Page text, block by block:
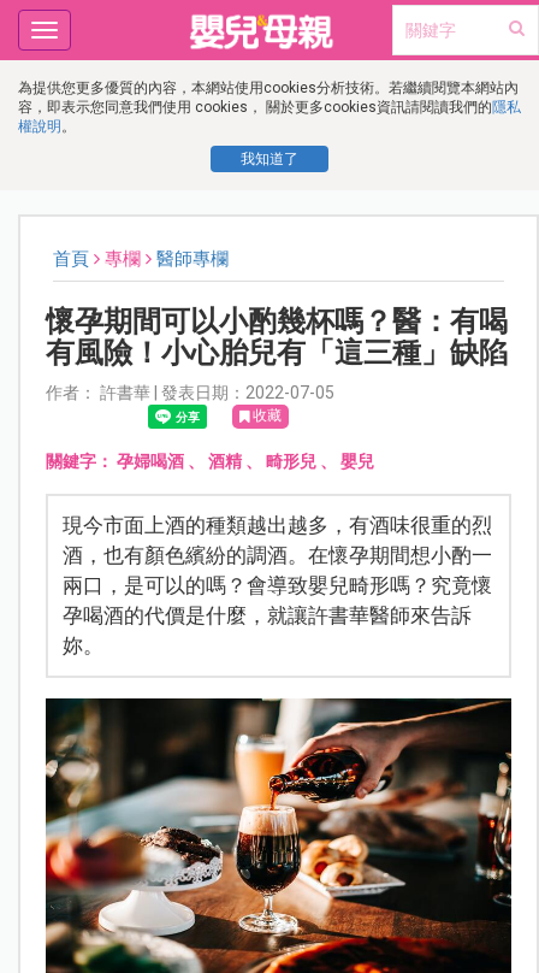
為提供您更多優質的內容，本網站使用cookies分析技術。若繼續閱覽本網站內
容，即表示您同意我們使用 cookies， 關於更多cookies資訊請閱讀我們的隱私
權說明 。
我知道了
Toggle
navigation
首頁 專欄 醫師專欄
懷孕期間可以小酌幾杯嗎？醫：有喝
有風險！小心胎兒有「這三種」缺陷
作者： 許書華 | 發表日期：2022-07-05
收藏
關鍵字： 孕婦喝酒、 酒精、 畸形兒、 嬰兒
現今市面上酒的種類越出越多，有酒味很重的烈
酒，也有顏色繽紛的調酒。在懷孕期間想小酌一
兩口，是可以的嗎？會導致嬰兒畸形嗎？究竟懷
孕喝酒的代價是什麼，就讓許書華醫師來告訴
妳。